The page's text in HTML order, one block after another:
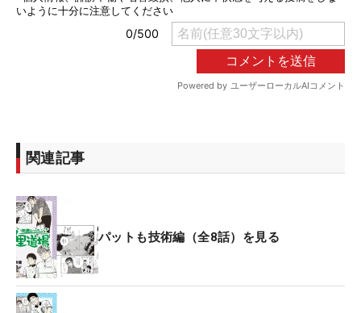
関連記事
パットも技術編（全8話）を見る